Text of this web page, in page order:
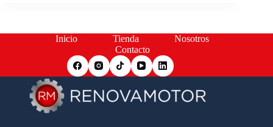
Inicio Tienda
Nosotros
Contacto